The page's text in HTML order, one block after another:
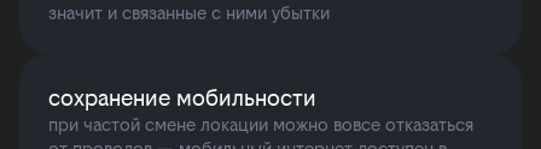
значит и связанные с ними убытки
сохранение мобильности
при частой смене локации можно вовсе отказаться